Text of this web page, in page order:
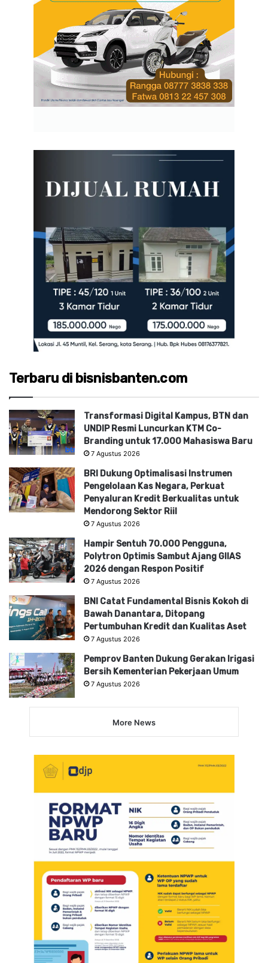
Terbaru di bisnisbanten.com
Transformasi Digital Kampus, BTN dan
UNDIP Resmi Luncurkan KTM Co-
Branding untuk 17.000 Mahasiswa Baru
7 Agustus 2026
BRI Dukung Optimalisasi Instrumen
Pengelolaan Kas Negara, Perkuat
Penyaluran Kredit Berkualitas untuk
Mendorong Sektor Riil
7 Agustus 2026
Hampir Sentuh 70.000 Pengguna,
Polytron Optimis Sambut Ajang GIIAS
2026 dengan Respon Positif
7 Agustus 2026
BNI Catat Fundamental Bisnis Kokoh di
Bawah Danantara, Ditopang
Pertumbuhan Kredit dan Kualitas Aset
7 Agustus 2026
Pemprov Banten Dukung Gerakan Irigasi
Bersih Kementerian Pekerjaan Umum
7 Agustus 2026
More News